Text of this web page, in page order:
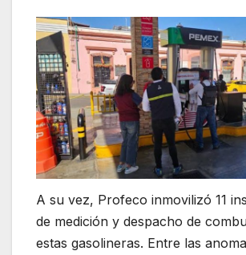
A su vez, Profeco inmovilizó 11
de medición y despacho de
estas gasolineras. Entre las